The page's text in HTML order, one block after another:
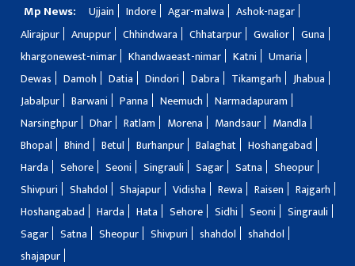
Mp News: Ujjain Indore Agar-malwa
Ashok-nagar
Alirajpur
Anuppur Chhindwara Chhatarpur Gwalior
Guna
khargonewest-nimar
Khandwaeast-nimar Katni
Umaria
Dewas
Damoh Datia Dindori Dabra Tikamgarh
Jhabua
Jabalpur
Barwani Panna Neemuch
Narmadapuram
Narsinghpur
Dhar Ratlam Morena Mandsaur
Mandla
Bhopal
Bhind Betul Burhanpur Balaghat
Hoshangabad
Harda
Sehore Seoni Singrauli Sagar Satna
Sheopur
Shivpuri
Shahdol Shajapur Vidisha Rewa Raisen
Rajgarh
Hoshangabad
Harda Hata Sehore Sidhi Seoni
Singrauli
Sagar
Satna Sheopur Shivpuri shahdol
shahdol
shajapur